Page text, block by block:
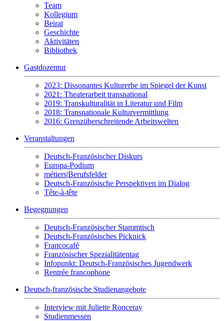
Team
Kollegium
Beirat
Geschichte
Aktivitäten
Bibliothek
Gastdozentur
2023: Dissonantes Kulturerbe im Spiegel der Kunst
2021: Theaterarbeit transnational
2019: Transkulturalität in Literatur und Film
2018: Transnationale Kulturvermittlung
2016: Grenzüberschreitende Arbeitswelten
Veranstaltungen
Deutsch-Französischer Diskurs
Europa-Podium
métiers|Berufsfelder
Deutsch-Französische Perspektiven im Dialog
Tête-à-tête
Begegnungen
Deutsch-Französischer Stammtisch
Deutsch-Französisches Picknick
Francocafé
Französischer Spezialitätentag
Infopunkt: Deutsch-Französisches Jugendwerk
Rentrée francophone
Deutsch-französische Studienangebote
Interview mit Juliette Ronceray
Studienmessen